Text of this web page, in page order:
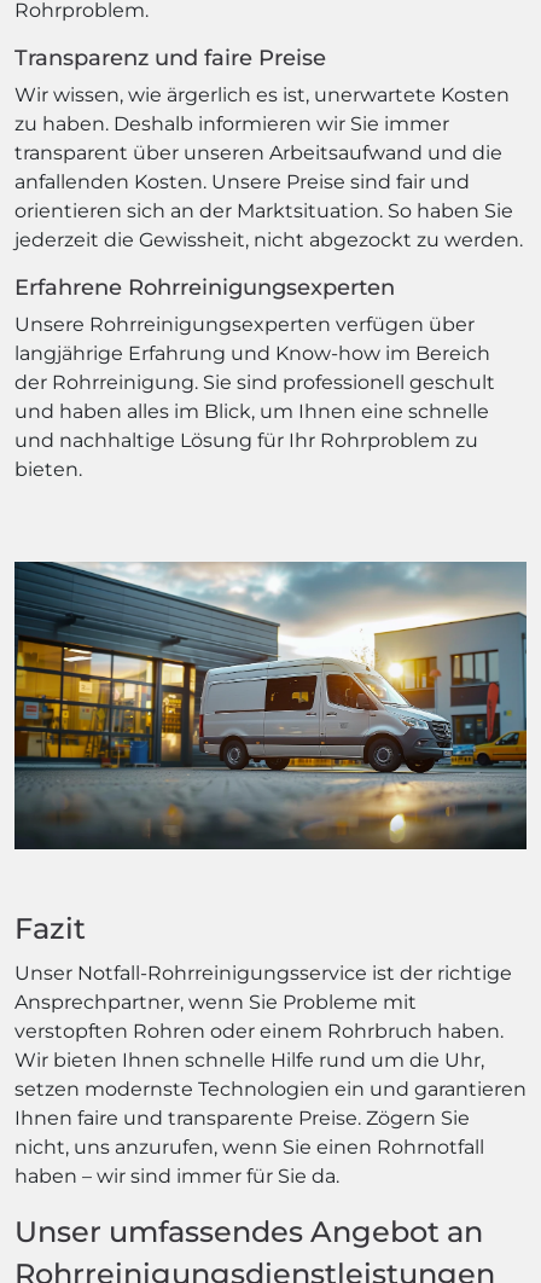
Rohrproblem.
Transparenz und faire Preise
Wir wissen, wie ärgerlich es ist, unerwartete Kosten
zu haben. Deshalb informieren wir Sie immer
transparent über unseren Arbeitsaufwand und die
anfallenden Kosten. Unsere Preise sind fair und
orientieren sich an der Marktsituation. So haben Sie
jederzeit die Gewissheit, nicht abgezockt zu werden.
Erfahrene Rohrreinigungsexperten
Unsere Rohrreinigungsexperten verfügen über
langjährige Erfahrung und Know-how im Bereich
der Rohrreinigung. Sie sind professionell geschult
und haben alles im Blick, um Ihnen eine schnelle
und nachhaltige Lösung für Ihr Rohrproblem zu
bieten.
Fazit
Unser Notfall-Rohrreinigungsservice ist der richtige
Ansprechpartner, wenn Sie Probleme mit
verstopften Rohren oder einem Rohrbruch haben.
Wir bieten Ihnen schnelle Hilfe rund um die Uhr,
setzen modernste Technologien ein und garantieren
Ihnen faire und transparente Preise. Zögern Sie
nicht, uns anzurufen, wenn Sie einen Rohrnotfall
haben – wir sind immer für Sie da.
Unser umfassendes Angebot an
Rohrreinigungsdienstleistungen